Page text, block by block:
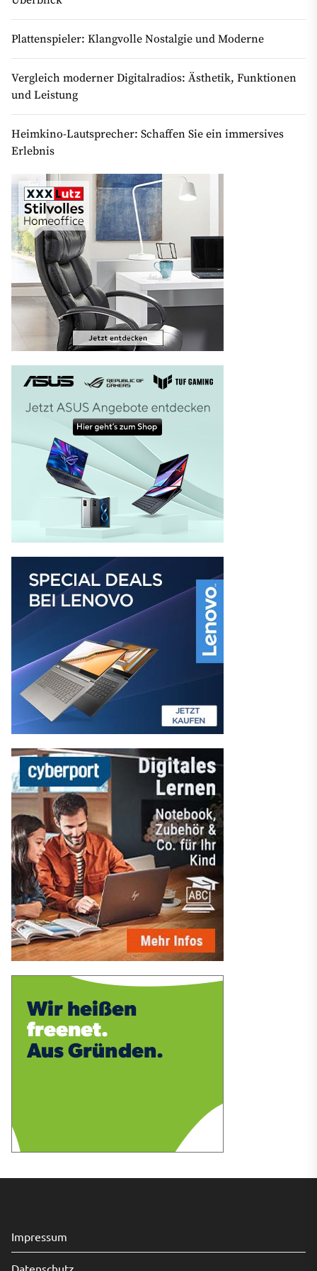
Plattenspieler: Klangvolle Nostalgie und Moderne
Vergleich moderner Digitalradios: Ästhetik, Funktionen
und Leistung
Heimkino-Lautsprecher: Schaffen Sie ein immersives
Erlebnis
Impressum
Datenschutz